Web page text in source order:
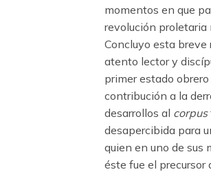
momentos en que
revolución proletaria
Concluyo esta
atento lector y
primer estado
contribución a la
desarrollos al corpus
desapercibida para
quien en uno de sus
éste fue el precursor